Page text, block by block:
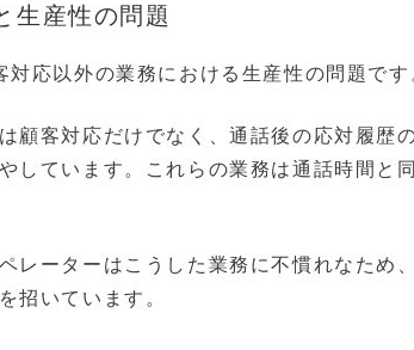
生産性の問題
対応以外の業務における生産性の問題です
顧客対応だけでなく、通話後の応対履歴
しています。これらの業務は通話時間
レーターはこうした業務に不慣れなため
招いています。